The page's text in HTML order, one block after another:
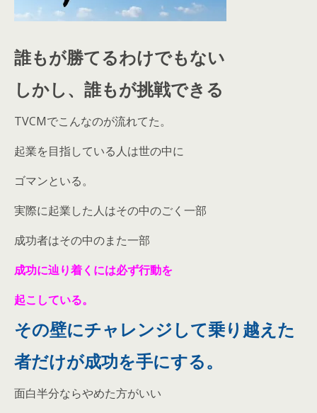
誰もが勝てるわけでもない
しかし、誰もが挑戦できる
TVCMでこんなのが流れてた。
起業を目指している人は世の中に
ゴマンといる。
実際に起業した人はその中のごく一部
成功者はその中のまた一部
成功に辿り着くには必ず行動を
起こしている。
その壁にチャレンジして乗り越えた
者だけが成功を手にする。
面白半分ならやめた方がいい